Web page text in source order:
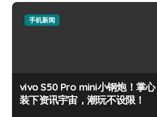
手机新闻
vivo S50 Pro mini小钢炮！掌心
装下资讯宇宙，潮玩不设限！